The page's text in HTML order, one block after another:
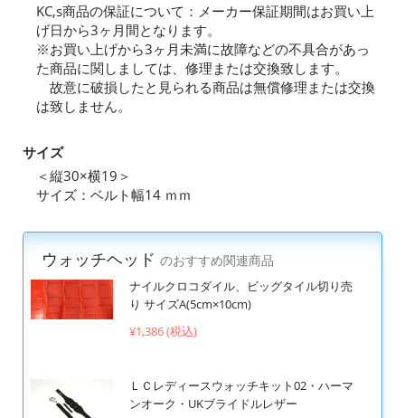
KC,s商品の保証について：メーカー保証期間はお買い上
げ日から3ヶ月間となります。
※お買い上げから3ヶ月未満に故障などの不具合があっ
た商品に関しましては、修理または交換致します。
故意に破損したと見られる商品は無償修理または交換
は致しません。
サイズ
＜縦30×横19＞
サイズ：ベルト幅14 ｍｍ
ウォッチヘッド のおすすめ関連商品
ナイルクロコダイル、ビッグタイル切り売
り サイズA(5cm×10cm)
¥1,386 (税込)
ＬＣレディースウォッチキット02・ハーマ
ンオーク・UKブライドルレザー